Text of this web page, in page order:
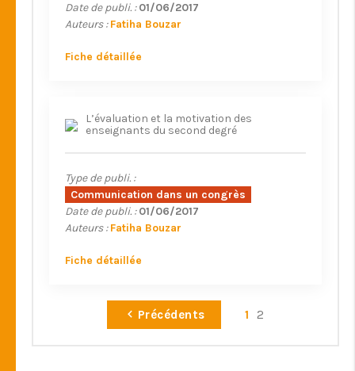
Date de publi. : 01/06/2017
Auteurs : Fatiha Bouzar
Fiche détaillée
L’évaluation et la motivation des
enseignants du second degré
Type de publi. :
Communication dans un congrès
Date de publi. : 01/06/2017
Auteurs : Fatiha Bouzar
Fiche détaillée
Précédents 1 2